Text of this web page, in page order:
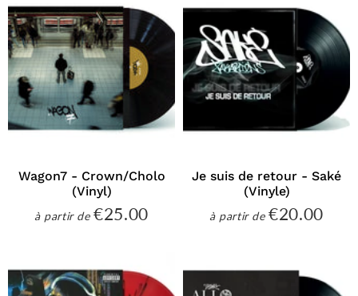
Wagon7 - Crown/Cholo
(Vinyl)
à partir dePrix
€25.00
Je suis de retour - Saké
(Vinyle)
à partir dePrix
€20.00